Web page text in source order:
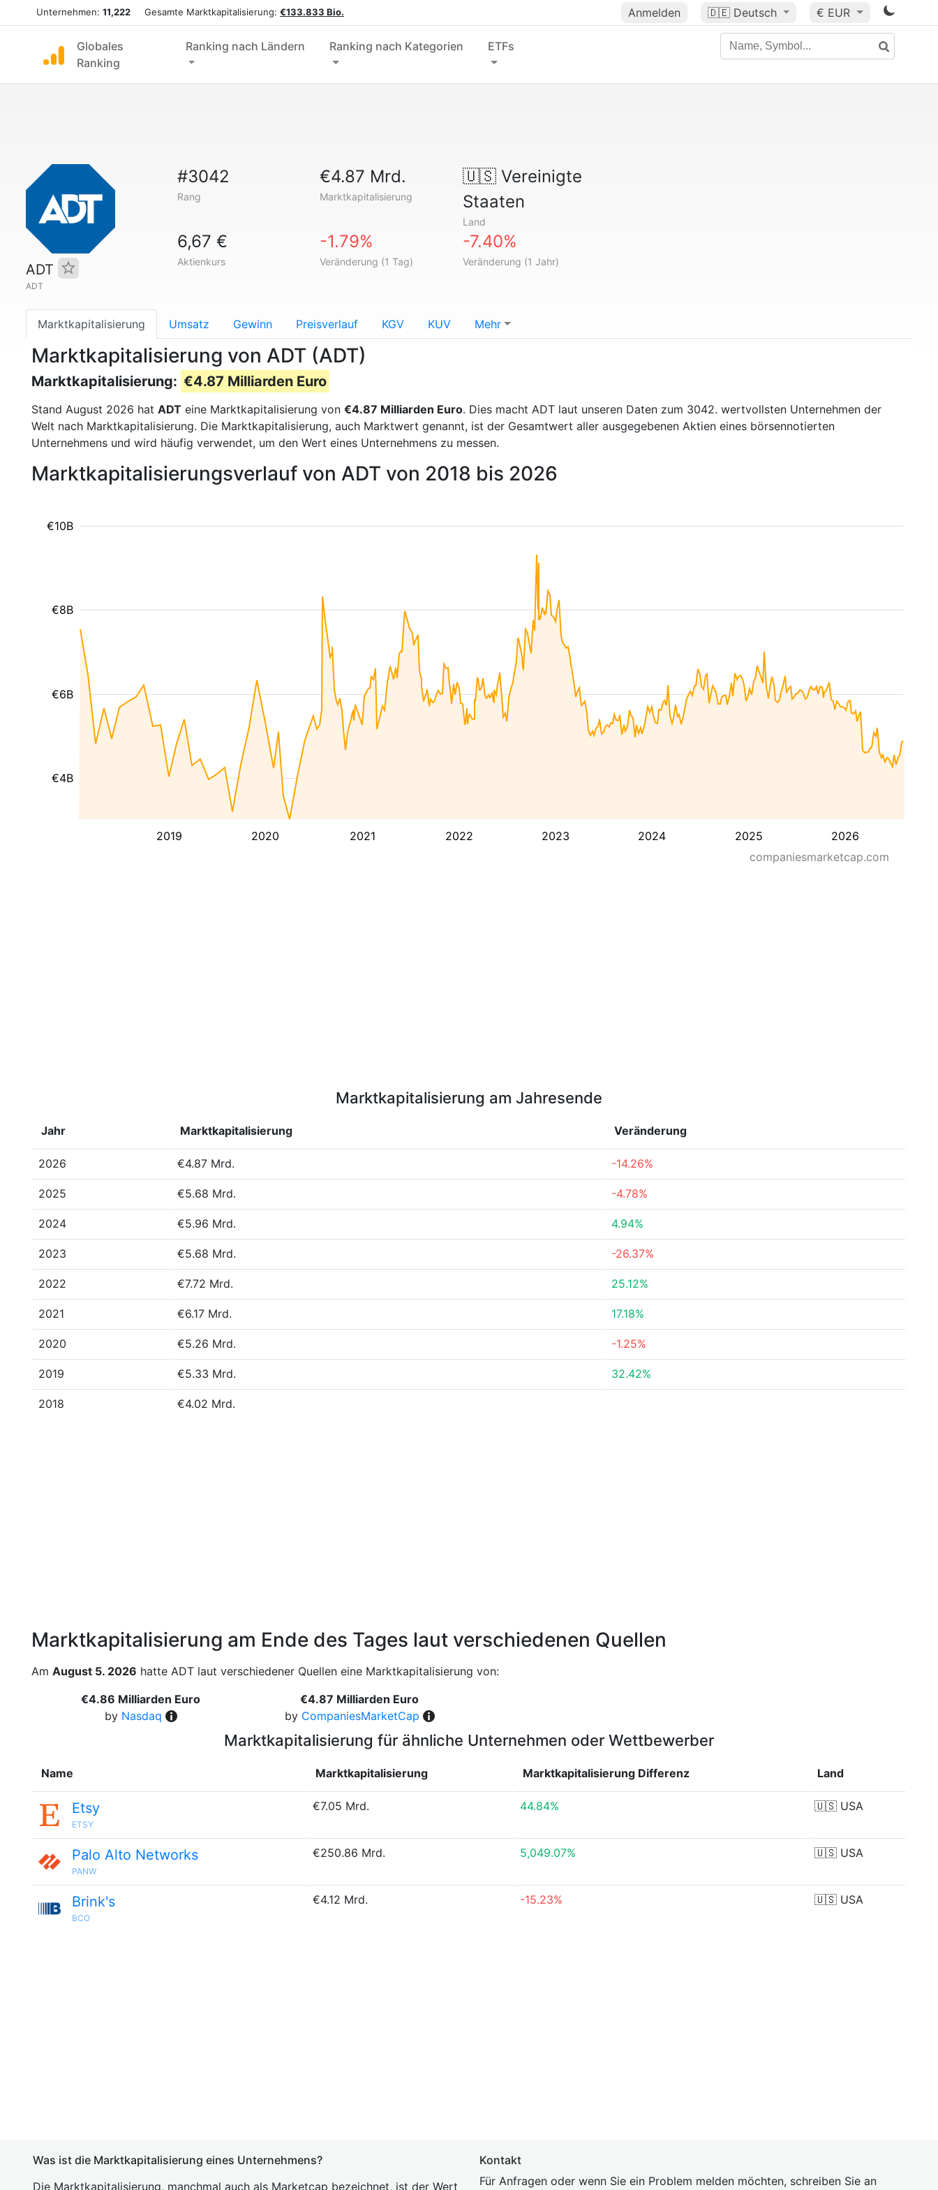
Unternehmen: 11,222 Gesamte Marktkapitalisierung: €133.833 Bio. Anmelden 🇩🇪 Deutsch € EUR
Globales
Ranking
Ranking nach Ländern Ranking nach Kategorien ETFs
ADT
ADT
#3042
Rang
€4.87 Mrd.
Marktkapitalisierung
🇺🇸Vereinigte
Staaten
Land
6,67 €
Aktienkurs
-1.79%
Veränderung (1 Tag)
-7.40%
Veränderung (1 Jahr)
Marktkapitalisierung Umsatz Gewinn Preisverlauf KGV KUV Mehr
Marktkapitalisierung von ADT (ADT)
Marktkapitalisierung: €4.87 Milliarden Euro
Stand August 2026 hat ADT eine Marktkapitalisierung von €4.87 Milliarden Euro. Dies macht ADT laut unseren Daten zum 3042. wertvollsten Unternehmen der
Welt nach Marktkapitalisierung. Die Marktkapitalisierung, auch Marktwert genannt, ist der Gesamtwert aller ausgegebenen Aktien eines börsennotierten
Unternehmens und wird häufig verwendet, um den Wert eines Unternehmens zu messen.
Marktkapitalisierungsverlauf von ADT von 2018 bis 2026
2019 2020 2021 2022 2023 2024 2025 2026
€4B
€6B
€8B
€10B
companiesmarketcap.com
Marktkapitalisierung am Jahresende
Jahr Marktkapitalisierung Veränderung
2026 €4.87 Mrd. -14.26%
2025 €5.68 Mrd. -4.78%
2024 €5.96 Mrd. 4.94%
2023 €5.68 Mrd. -26.37%
2022 €7.72 Mrd. 25.12%
2021 €6.17 Mrd. 17.18%
2020 €5.26 Mrd. -1.25%
2019 €5.33 Mrd. 32.42%
2018 €4.02 Mrd.
Marktkapitalisierung am Ende des Tages laut verschiedenen Quellen
Am August 5. 2026 hatte ADT laut verschiedener Quellen eine Marktkapitalisierung von:
€4.86 Milliarden Euro
by Nasdaq
€4.87 Milliarden Euro
by CompaniesMarketCap
Marktkapitalisierung für ähnliche Unternehmen oder Wettbewerber
Name Marktkapitalisierung Marktkapitalisierung Differenz Land
Etsy
ETSY
€7.05 Mrd. 44.84% 🇺🇸 USA
Palo Alto Networks
PANW
€250.86 Mrd. 5,049.07% 🇺🇸 USA
Brink's
BCO
€4.12 Mrd. -15.23% 🇺🇸 USA
Was ist die Marktkapitalisierung eines Unternehmens?
Die Marktkapitalisierung, manchmal auch als Marketcap bezeichnet, ist der Wert
Kontakt
Für Anfragen oder wenn Sie ein Problem melden möchten, schreiben Sie an